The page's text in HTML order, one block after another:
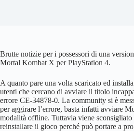
Brutte notizie per i possessori di una
Mortal Kombat X per PlayStation 4.
A quanto pare una volta scaricato ed
utenti che cercano di avviare il titolo
errore CE-34878-0. La community si è
per aggirare l’errore, basta infatti avviare
modalità offline. Tuttavia viene sconsigliato
reinstallare il gioco perché può portare a